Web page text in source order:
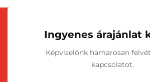
Ingyenes árajánlat
Képviselőnk hamarosan
kapcsolatot.